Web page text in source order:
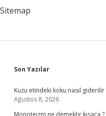
Sitemap
Sidebar
Son Yazılar
Kuzu etindeki koku nasıl giderilir
Ağustos 8, 2026
Monoteizm ne demektir kısaca ?